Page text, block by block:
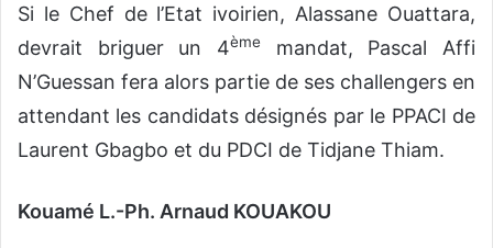
Si le Chef de l’Etat ivoirien, Alassane Ouattara,
devrait briguer un 4ème
mandat, Pascal Affi
N’Guessan fera alors partie de ses challengers en
attendant les candidats désignés par le PPACI de
Laurent Gbagbo et du PDCI de Tidjane Thiam.
Kouamé L.-Ph. Arnaud KOUAKOU